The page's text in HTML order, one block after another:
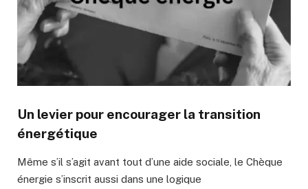
Un levier pour encourager la transition
énergétique
Même s’il s’agit avant tout d’une aide sociale, le Chèque
énergie s’inscrit aussi dans une logique